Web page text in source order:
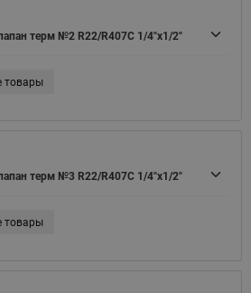
терм №2 R22/R407C 1/4"x1/2"
товары
терм №3 R22/R407C 1/4"x1/2"
товары